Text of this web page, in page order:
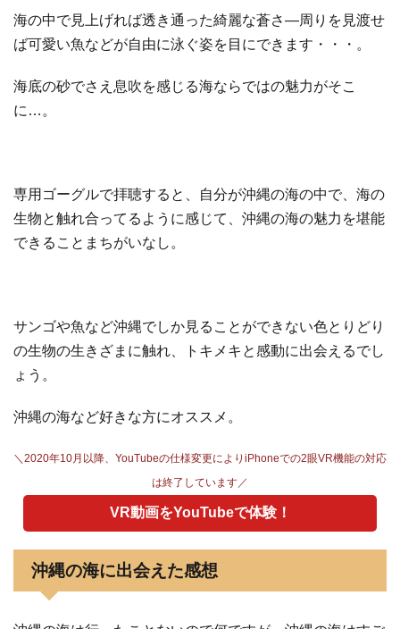
海の中で見上げれば透き通った綺麗な蒼さ―周りを見渡せ
ば可愛い魚などが自由に泳ぐ姿を目にできます・・・。
海底の砂でさえ息吹を感じる海ならではの魅力がそこ
に…。
専用ゴーグルで拝聴すると、自分が沖縄の海の中で、海の
生物と触れ合ってるように感じて、沖縄の海の魅力を堪能
できることまちがいなし。
サンゴや魚など沖縄でしか見ることができない色とりどり
の生物の生きざまに触れ、トキメキと感動に出会えるでし
ょう。
沖縄の海など好きな方にオススメ。
＼2020年10月以降、YouTubeの仕様変更によりiPhoneでの2眼VR機能の対応
は終了しています／
VR動画をYouTubeで体験！
沖縄の海に出会えた感想